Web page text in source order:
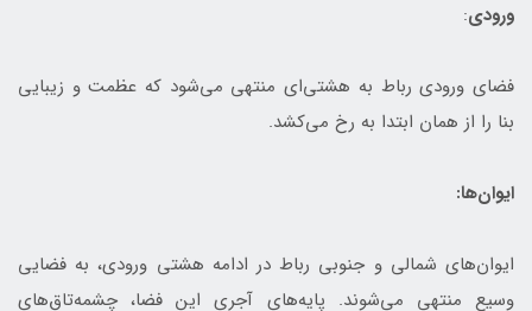
ورودی:
فضای ورودی رباط به هشتی‌ای منتهی می‌شود که عظمت و زیبایی
بنا را از همان ابتدا به رخ می‌کشد.
ایوان‌ها:
ایوان‌های شمالی و جنوبی رباط در ادامه هشتی ورودی، به فضایی
وسیع منتهی می‌شوند. پایه‌های آجری این فضا، چشمه‌تاق‌های